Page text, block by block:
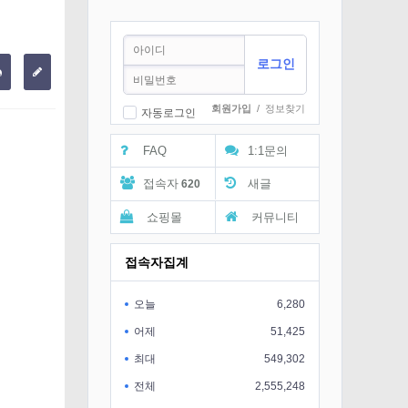
자동로그인 회원가입 / 정보찾기
FAQ 1:1문의
접속자 620 새글
쇼핑몰 커뮤니티
접속자집계
오늘 6,280
어제 51,425
최대 549,302
전체 2,555,248